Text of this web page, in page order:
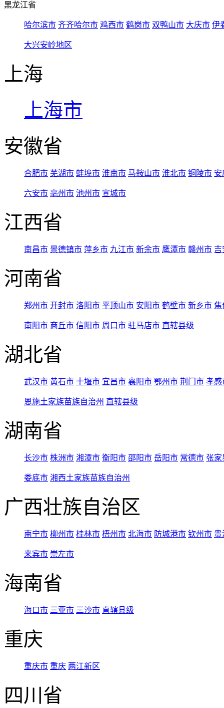
黑龙江省
哈尔滨市 齐齐哈尔市 鸡西市 鹤岗市 双鸭山市 大庆市 伊
大兴安岭地区
上海
上海市
安徽省
合肥市 芜湖市 蚌埠市 淮南市 马鞍山市 淮北市 铜陵市 安
六安市 亳州市 池州市 宣城市
江西省
南昌市 景德镇市 萍乡市 九江市 新余市 鹰潭市 赣州市 吉
河南省
郑州市 开封市 洛阳市 平顶山市 安阳市 鹤壁市 新乡市 焦
南阳市 商丘市 信阳市 周口市 驻马店市 直辖县级
湖北省
武汉市 黄石市 十堰市 宜昌市 襄阳市 鄂州市 荆门市 孝感
恩施土家族苗族自治州 直辖县级
湖南省
长沙市 株洲市 湘潭市 衡阳市 邵阳市 岳阳市 常德市 张家
娄底市 湘西土家族苗族自治州
广西壮族自治区
南宁市 柳州市 桂林市 梧州市 北海市 防城港市 钦州市 贵
来宾市 崇左市
海南省
海口市 三亚市 三沙市 直辖县级
重庆
重庆市 重庆 两江新区
四川省